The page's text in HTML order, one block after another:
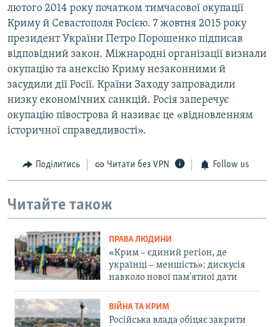
лютого 2014 року початком тимчасової окупації
Криму й Севастополя Росією. 7 жовтня 2015 року
президент України Петро Порошенко підписав
відповідний закон. Міжнародні організації визнали
окупацію та анексію Криму незаконними й
засудили дії Росії. Країни Заходу запровадили
низку економічних санкцій. Росія заперечує
окупацію півострова й називає це «відновленням
історичної справедливості».
Поділитись Читати без VPN Follow us
Читайте також
ПРАВА ЛЮДИНИ
«Крим – єдиний регіон, де
українці – меншість»: дискусія
навколо нової пам'ятної дати
ВІЙНА ТА КРИМ
Російська влада обіцяє закрити